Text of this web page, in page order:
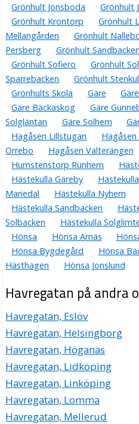
Grönhult Jonsboda
Grönhult
Grönhult Krontorp
Grönhult
Mellangården
Grönhult
Persberg
Grönhult Sandbacken
Grönhult Sofiero
Grönhult
Sparrebacken
Grönhult
Grönhults Skola
Gäre
Gäre Bäckaskog
Gäre
Solgläntan
Gäre Solhem
Hagåsen Lillstugan
Orrebo
Hagåsen Valterängen
Humstenstorp Runhem
Hästekulla Gäreby
Mariedal
Hästekulla Nyhem
Hästekulla Sandbacken
Solbacken
Hästekulla
Hönsa
Hönsa Arnäs
Hönsa Bygdegård
Hönsa
Hästhagen
Hönsa Jonslund
Havregatan på andra
Havregatan, Eslöv
Havregatan, Helsingborg
Havregatan, Höganäs
Havregatan, Lidköping
Havregatan, Linköping
Havregatan, Lomma
Havregatan, Mellerud